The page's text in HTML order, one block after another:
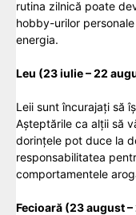
rutina zilnică poate
hobby-urilor
energia.
Leu (23 iulie – 22
Leii sunt încurajați să
Așteptările ca alții să
dorințele pot duce la
responsabilitatea
comportamentele
Fecioară (23 august